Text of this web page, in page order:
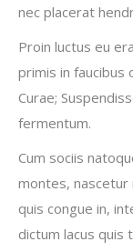
nec placerat
Proin luctus eu
primis in faucibus
Curae;
fermentum.
Cum sociis
montes, nascetur
quis congue in,
dictum lacus quis